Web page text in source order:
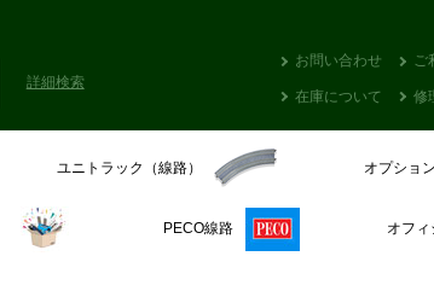
詳細検索
お問い合わせ ご
在庫について 修
ユニトラック（線路） オプショ
PECO線路 オフ